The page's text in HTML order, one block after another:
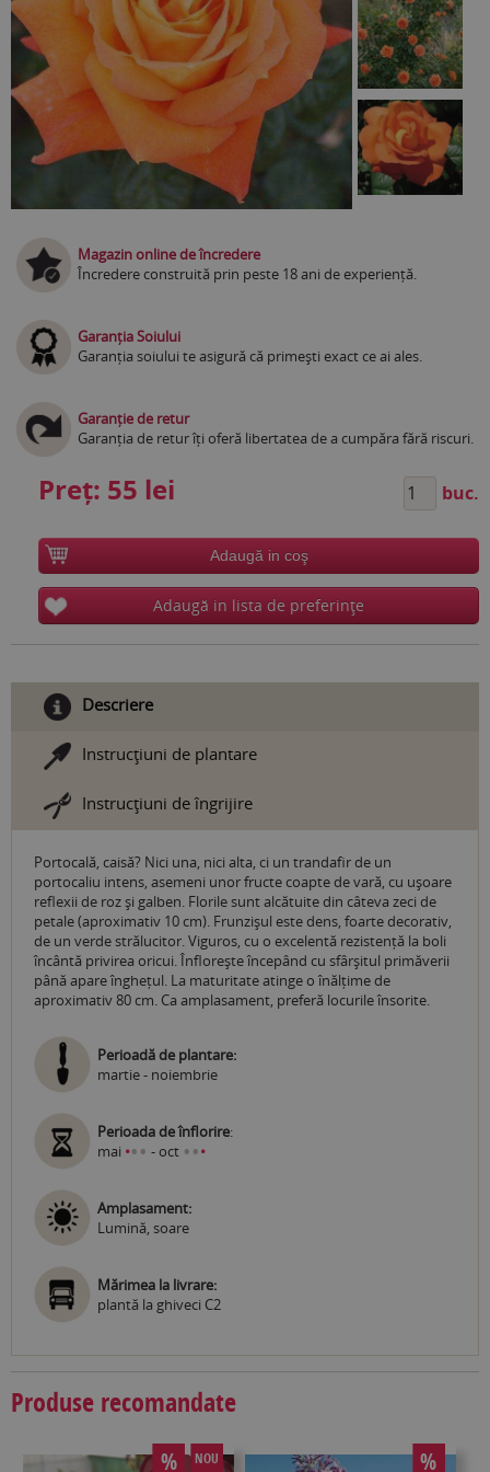
Magazin online de încredere
Încredere construită prin peste 18 ani de experiență.
Garanția Soiului
Garanția soiului te asigură că primești exact ce ai ales.
Garanție de retur
Garanția de retur îți oferă libertatea de a cumpăra fără riscuri.
Preț: 55 lei buc.
Adaugă in coş
Adaugă in lista de preferinţe
Descriere
Instrucţiuni de plantare
Instrucţiuni de îngrijire
Portocală, caisă? Nici una, nici alta, ci un trandafir de un
portocaliu intens, asemeni unor fructe coapte de vară, cu ușoare
reflexii de roz și galben. Florile sunt alcătuite din câteva zeci de
petale (aproximativ 10 cm). Frunzișul este dens, foarte decorativ,
de un verde strălucitor. Viguros, cu o excelentă rezistență la boli
încântă privirea oricui. Înflorește începând cu sfârșitul primăverii
până apare înghețul. La maturitate atinge o înălțime de
aproximativ 80 cm. Ca amplasament, preferă locurile însorite.
Perioadă de plantare:
martie - noiembrie
Perioada de înflorire:
mai ••• - oct •••
Amplasament:
Lumină, soare
Mărimea la livrare:
plantă la ghiveci C2
Produse recomandate
% NOU %